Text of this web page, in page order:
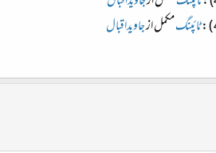
ٹائپنگ مکمل ازجاویداقبال